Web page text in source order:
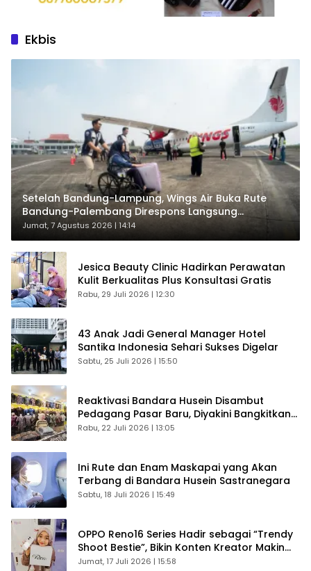
Ekbis
Setelah Bandung-Lampung, Wings Air Buka Rute
Bandung-Palembang Direspons Langsung
Penumpang
Jumat, 7 Agustus 2026 | 14:14
Jesica Beauty Clinic Hadirkan Perawatan
Kulit Berkualitas Plus Konsultasi Gratis
Rabu, 29 Juli 2026 | 12:30
43 Anak Jadi General Manager Hotel
Santika Indonesia Sehari Sukses Digelar
Sabtu, 25 Juli 2026 | 15:50
Reaktivasi Bandara Husein Disambut
Pedagang Pasar Baru, Diyakini Bangkitkan
Kembali Ekonomi Bandung
Rabu, 22 Juli 2026 | 13:05
Ini Rute dan Enam Maskapai yang Akan
Terbang di Bandara Husein Sastranegara
Sabtu, 18 Juli 2026 | 15:49
OPPO Reno16 Series Hadir sebagai “Trendy
Shoot Bestie”, Bikin Konten Kreator Makin
Betah
Jumat, 17 Juli 2026 | 15:58